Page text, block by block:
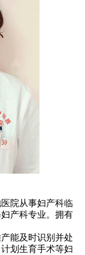
院从事妇产科临
产科专业。拥有
能及时识别并处
划生育手术等妇